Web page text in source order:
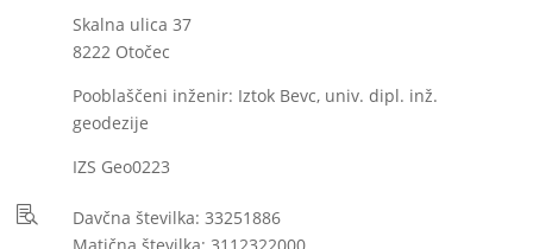
Skalna ulica 37
8222 Otočec
Pooblaščeni inženir: Iztok Bevc, univ. dipl. inž.
geodezije
IZS Geo0223

Davčna številka: 33251886